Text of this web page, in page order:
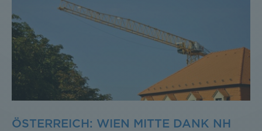
ÖSTERREICH: WIEN MITTE DANK NH